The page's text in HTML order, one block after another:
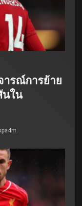
ารณ์การย้าย
นใน